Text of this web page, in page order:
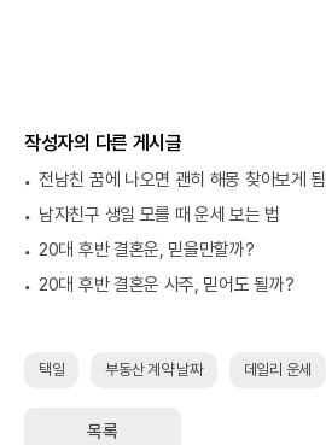
작성자의 다른 게시글
전남친 꿈에 나오면 괜히 해몽 찾아보게 됨
남자친구 생일 모를 때 운세 보는 법
20대 후반 결혼운, 믿을만할까?
20대 후반 결혼운 사주, 믿어도 될까?
택일 부동산 계약 날짜 데일리 운세
목록